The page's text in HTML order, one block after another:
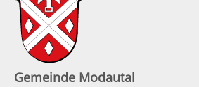
Gemeinde Modautal